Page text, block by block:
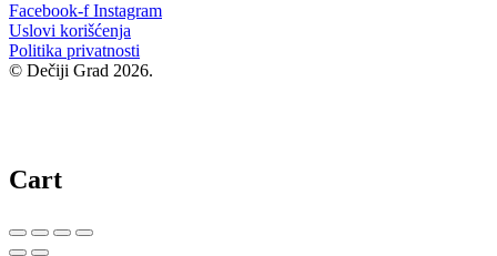
Facebook-f Instagram
Uslovi korišćenja
Politika privatnosti
© Dečiji Grad 2026.
Cart